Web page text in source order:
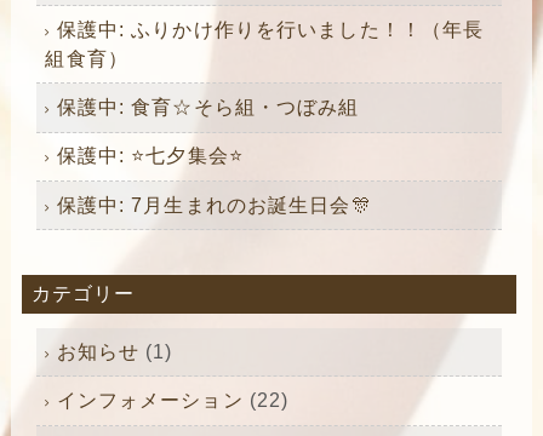
保護中: ふりかけ作りを行いました！！（年長
組食育）
保護中: 食育☆そら組・つぼみ組
保護中: ⭐️七夕集会⭐️
保護中: 7月生まれのお誕生日会🎊
カテゴリー
お知らせ (1)
インフォメーション (22)